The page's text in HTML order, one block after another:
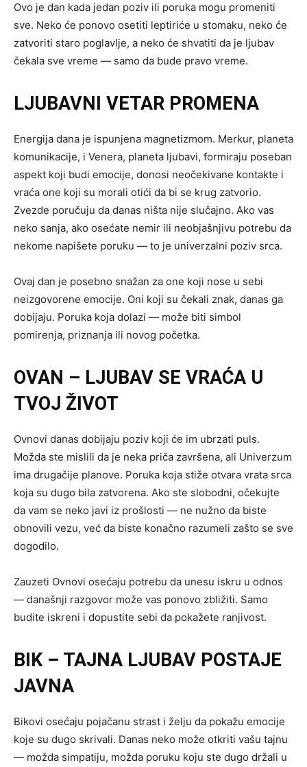
Ovo je dan kada jedan poziv ili poruka mogu promeniti
sve. Neko će ponovo osetiti leptiriće u stomaku, neko će
zatvoriti staro poglavlje, a neko će shvatiti da je ljubav
čekala sve vreme — samo da bude pravo vreme.
LJUBAVNI VETAR PROMENA
Energija dana je ispunjena magnetizmom. Merkur, planeta
komunikacije, i Venera, planeta ljubavi, formiraju poseban
aspekt koji budi emocije, donosi neočekivane kontakte i
vraća one koji su morali otići da bi se krug zatvorio.
Zvezde poručuju da danas ništa nije slučajno. Ako vas
neko sanja, ako osećate nemir ili neobjašnjivu potrebu da
nekome napišete poruku — to je univerzalni poziv srca.
Ovaj dan je posebno snažan za one koji nose u sebi
neizgovorene emocije. Oni koji su čekali znak, danas ga
dobijaju. Poruka koja dolazi — može biti simbol
pomirenja, priznanja ili novog početka.
OVAN – LJUBAV SE VRAĆA U
TVOJ ŽIVOT
Ovnovi danas dobijaju poziv koji će im ubrzati puls.
Možda ste mislili da je neka priča završena, ali Univerzum
ima drugačije planove. Poruka koja stiže otvara vrata srca
koja su dugo bila zatvorena. Ako ste slobodni, očekujte
da vam se neko javi iz prošlosti — ne nužno da biste
obnovili vezu, već da biste konačno razumeli zašto se sve
dogodilo.
Zauzeti Ovnovi osećaju potrebu da unesu iskru u odnos
— današnji razgovor može vas ponovo zbližiti. Samo
budite iskreni i dopustite sebi da pokažete ranjivost.
BIK – TAJNA LJUBAV POSTAJE
JAVNA
Bikovi osećaju pojačanu strast i želju da pokažu emocije
koje su dugo skrivali. Danas neko može otkriti vašu tajnu
— možda simpatiju, možda poruku koju ste dugo držali u